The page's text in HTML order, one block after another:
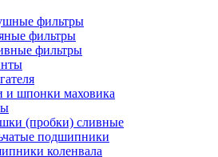
фильтры
фильтры
фильтры
и шпонки маховика
(пробки) сливные
подшипники
коленвала